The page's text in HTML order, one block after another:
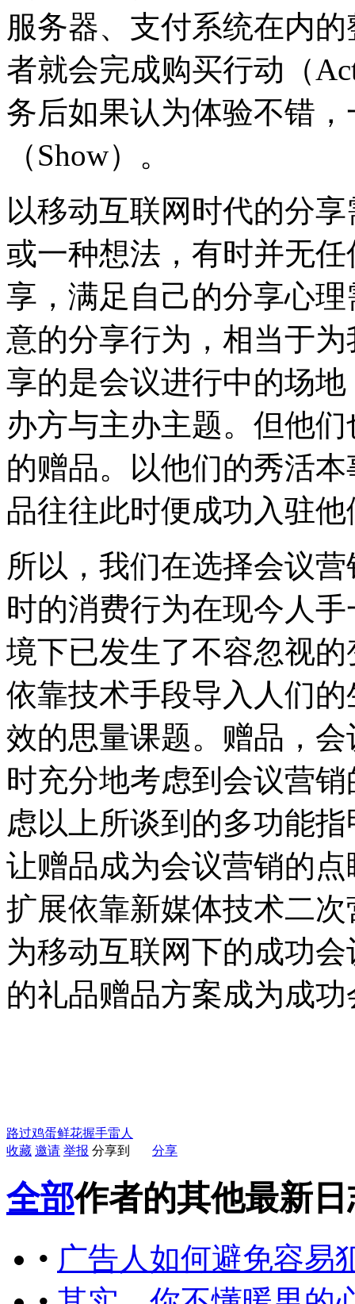
服务器、支付系统在内
者就会完成购买行动（
务后如果认为体验不错
（Show）。
以移动互联网时代的分
或一种想法，有时并无
享，满足自己的分享心
意的分享行为，相当于
享的是会议进行中的场
办方与主办主题。但他
的赠品。以他们的秀活
品往往此时便成功入驻
所以，我们在选择会议
时的消费行为在现今人
境下已发生了不容忽视
依靠技术手段导入人们
效的思量课题。赠品，
时充分地考虑到会议营
虑以上所谈到的多功能
让赠品成为会议营销的
扩展依靠新媒体技术二
为移动互联网下的成功
的礼品赠品方案成为成
路过鸡蛋鲜花握手雷人
收藏 邀请 举报 分享到 分享
全部作者的其他最新日
• 广告人如何避免容易